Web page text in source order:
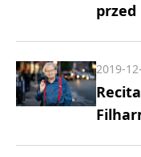
2019-